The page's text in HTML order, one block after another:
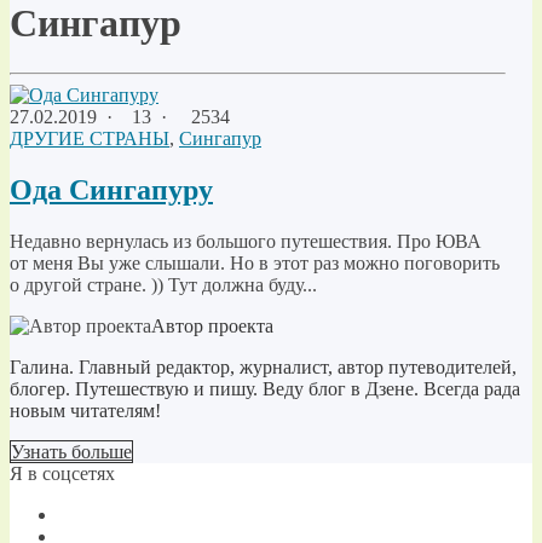
Сингапур
27.02.2019 · 13 ·
2534
ДРУГИЕ СТРАНЫ, Сингапур
Ода Сингапуру
Недавно вернулась из большого путешествия. Про ЮВА
от меня Вы уже слышали. Но в этот раз можно поговорить
о другой стране. )) Тут должна буду...
Автор проекта
Галина. Главный редактор, журналист, автор путеводителей,
блогер. Путешествую и пишу. Веду блог в Дзене. Всегда рада
новым читателям!
Узнать больше
Я в соцсетях